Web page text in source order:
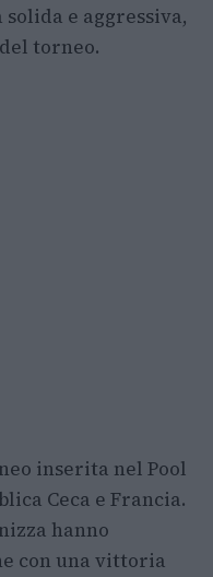
e aggressiva,
torneo.
inserita nel Pool
Ceca e Francia.
hanno
con una vittoria